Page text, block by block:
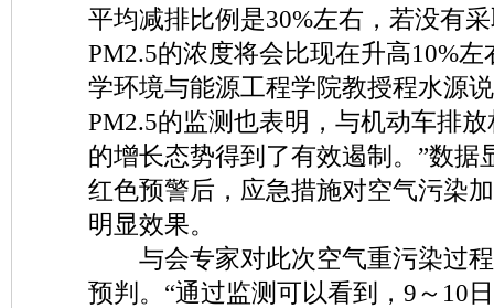
平均减排比例是30%左右，若没有
PM2.5的浓度将会比现在升高10%左
学环境与能源工程学院教授程水源
PM2.5的监测也表明，与机动车排
的增长态势得到了有效遏制。”数据
红色预警后，应急措施对空气污染
明显效果。
与会专家对此次空气重污染过程
预判。“通过监测可以看到，9～10